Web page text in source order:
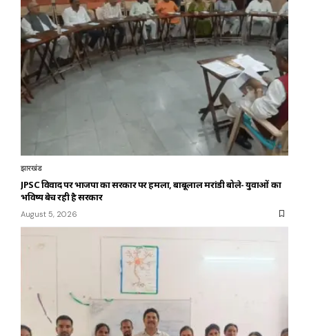
झारखंड
JPSC विवाद पर भाजपा का सरकार पर हमला, बाबूलाल मरांडी बोले- युवाओं का
भविष्य बेच रही है सरकार
August 5, 2026